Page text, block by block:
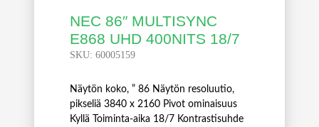
NEC 86″ MULTISYNC
E868 UHD 400NITS 18/7
SKU: 60005159
Näytön koko, ” 86 Näytön resoluutio,
pikseliä 3840 x 2160 Pivot ominaisuus
Kyllä Toiminta-aika 18/7 Kontrastisuhde